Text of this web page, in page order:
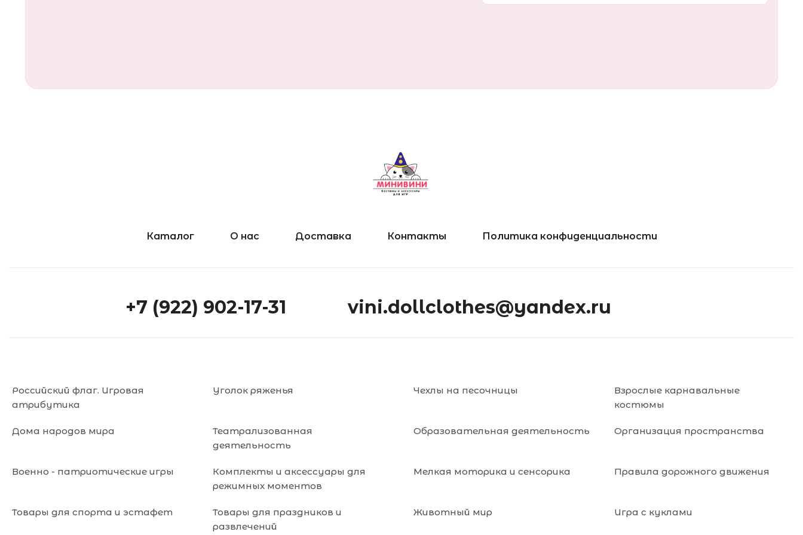
Каталог О нас Доставка Контакты Политика конфиденциальности
+7 (922) 902-17-31 vini.dollclothes@yandex.ru
Российский флаг. Игровая
атрибутика
Уголок ряженья Чехлы на песочницы
Взрослые карнавальные
костюмы
Дома народов мира
Театрализованная
деятельность
Образовательная деятельность Организация пространства
Военно - патриотические игры
Комплекты и аксессуары для
режимных моментов
Мелкая моторика и сенсорика Правила дорожного движения
Товары для спорта и эстафет
Товары для праздников и
развлечений
Животный мир Игра с куклами